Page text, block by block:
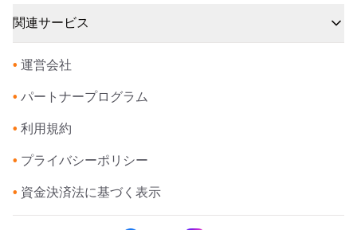
関連サービス
• 運営会社
• パートナープログラム
• 利用規約
• プライバシーポリシー
• 資金決済法に基づく表示